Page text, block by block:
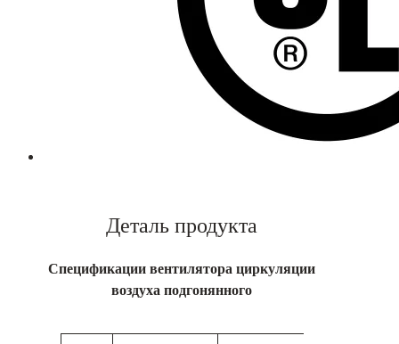
Деталь продукта
Спецификации вентилятора циркуляции
воздуха подгонянного